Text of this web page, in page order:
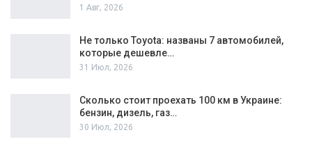
1 Авг, 2026
Не только Toyota: названы 7 автомобилей,
которые дешевле…
31 Июл, 2026
Сколько стоит проехать 100 км в Украине:
бензин, дизель, газ…
30 Июл, 2026